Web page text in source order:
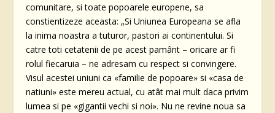
comunitare, si toate popoarele europene, sa
constientizeze aceasta: „Si Uniunea Europeana se afla
la inima noastra a tuturor, pastori ai continentului. Si
catre toti cetatenii de pe acest pamânt – oricare ar fi
rolul fiecaruia – ne adresam cu respect si convingere.
Visul acestei uniuni ca «familie de popoare» si «casa de
natiuni» este mereu actual, cu atât mai mult daca privim
lumea si pe «gigantii vechi si noi». Nu ne revine noua sa